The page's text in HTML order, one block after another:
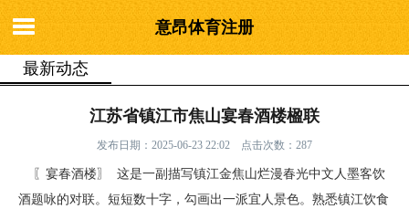
意昂体育注册
最新动态
江苏省镇江市焦山宴春酒楼楹联
发布日期：2025-06-23 22:02 点击次数：287
〖宴春酒楼〗 这是一副描写镇江金焦山烂漫春光中文人墨客饮
酒题咏的对联。短短数十字，勾画出一派宜人景色。熟悉镇江饮食